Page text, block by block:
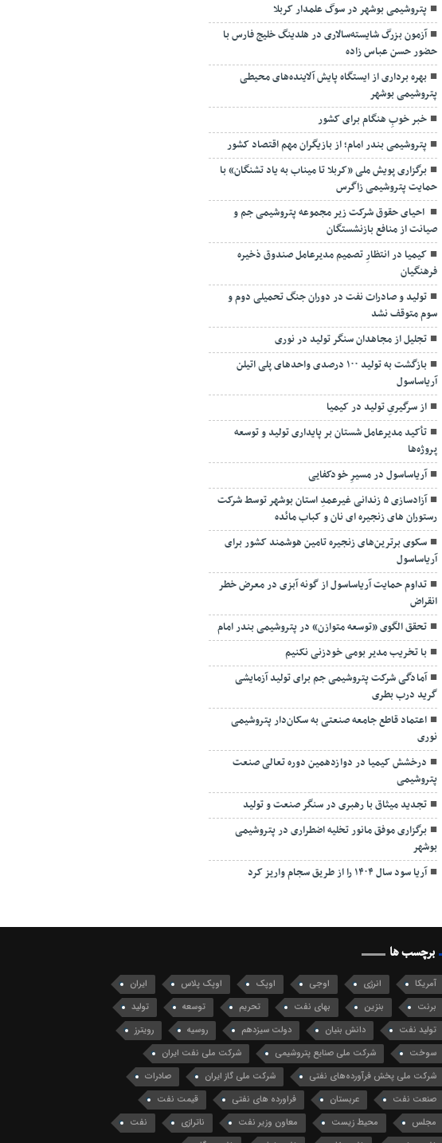
پتروشیمی بوشهر در سوگ علمدار کربلا
آزمون بزرگ شایسته‌سالاری در هلدینگ خلیج فارس با
حضور حسن عباس زاده
بهره برداری از ایستگاه پایش آلاینده‌های محیطی
پتروشیمی بوشهر
خبر خوبِ هنگام برای کشور
پتروشیمی بندر امام؛ از بازیگران مهم اقتصاد کشور
برگزاری پویش ملی «کربلا تا میناب به یاد تشنگان» با
حمایت پتروشیمی زاگرس
احیای حقوق شرکت زیر مجموعه پتروشیمی جم و
صیانت از منافع بازنشستگان
کیمیا در انتظارِ تصمیم مدیرعامل صندوق ذخیره
فرهنگیان
تولید و صادرات نفت در دوران جنگ تحمیلی دوم و
سوم متوقف نشد
تجلیل از مجاهدان سنگر تولید در نوری
بازگشت به تولید ۱۰۰ درصدی واحدهای پلی اتیلن
آریاساسول
از سرگیریِ تولید در کیمیا
تأکید مدیرعامل شستان بر پایداری تولید و توسعه
پروژه‌ها
آریاساسول در مسیرِ خودکفایی
آزادسازی ۵ زندانی غیرعمدِ استان بوشهر توسط شرکت
رستوران های زنجیره ای نان و کباب مائده
سکوی برترین‌های زنجیره تامین هوشمند کشور برای
آریاساسول
تداوم حمایت آریاساسول از گونه آبزی در معرض خطر
انقراض
تحقق الگوی «توسعه متوازن» در پتروشیمی بندر امام
با تخریب مدیر بومی خودزنی نکنیم
آمادگی شرکت پتروشیمی جم برای تولید آزمایشی
گرید درب بطری
اعتماد قاطع جامعه صنعتی به سکان‌دار پتروشیمی
نوری
درخشش کیمیا در دوازدهمین دوره تعالی صنعت
پتروشیمی
تجدید میثاق با رهبری در سنگر صنعت و تولید
برگزاری موفق مانور تخلیه اضطراری در پتروشیمی
بوشهر
آریا سود سال ۱۴۰۴ را از طریق سجام واریز کرد
برچسب ها
آمریکا انرژی اوجی اوپک اوپک پلاس
ایران
برنت
بنزین بهای نفت تحریم توسعه
تولید
تولید نفت
دانش بنیان دولت سیزدهم روسیه
رویترز
سوخت
شرکت ملی صنایع پتروشیمی
شرکت ملی نفت ایران
شرکت ملی پخش فرآورده‌های نفتی
شرکت ملی گاز ایران
صادرات
صنعت نفت
عربستان فراورده های نفتی
قیمت نفت
مجلس
محیط زیست معاون وزیر نفت ناترازی
نفت